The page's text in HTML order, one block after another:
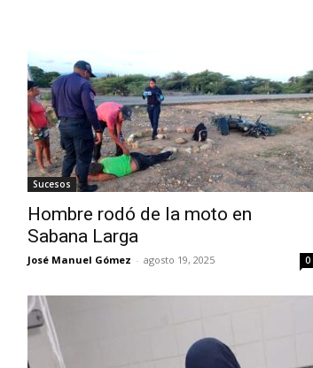
Sucesos
Hombre rodó de la moto en
Sabana Larga
José Manuel Gómez - agosto 19, 2025 0